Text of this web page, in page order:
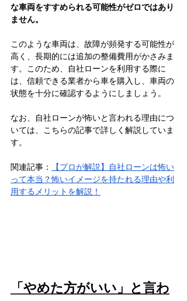
な車両をすすめられる可能性がゼロではあり
ません。
このような車両は、故障が頻発する可能性が
高く、長期的には追加の整備費用がかさみま
す。このため、自社ローンを利用する際に
は、信頼できる業者から車を購入し、車両の
状態を十分に確認するようにしましょう。
なお、自社ローンが怖いと言われる理由につ
いては、こちらの記事で詳しく解説していま
す。
関連記事：
【プロが解説】自社ローンは怖い
って本当？怖いイメージを持たれる理由や利
用するメリットを解説！
「やめた方がいい」と言わ